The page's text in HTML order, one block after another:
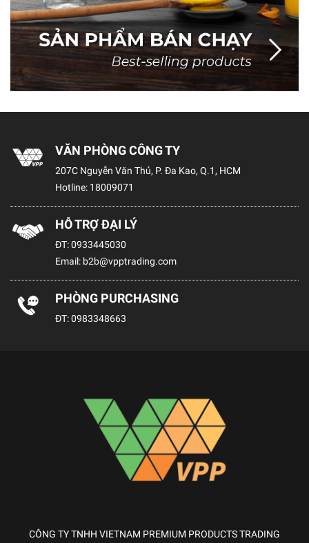
VĂN PHÒNG CÔNG TY
207C Nguyễn Văn Thủ, P. Đa Kao, Q.1, HCM
Hotline: 18009071
HỖ TRỢ ĐẠI LÝ
ĐT:0933445030
Email: b2b@vpptrading.com
PHÒNG PURCHASING
ĐT:0983348663
CÔNG TY TNHH VIETNAM PREMIUM PRODUCTS TRADING